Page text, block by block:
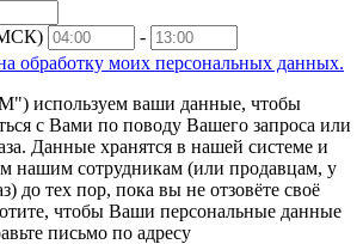
МСК)
-
обработку моих персональных данных.
ваши данные, чтобы
с Вами по поводу Вашего запроса или
Данные хранятся в нашей системе и
нашим сотрудникам (или продавцам, у
до тех пор, пока вы не отзовёте своё
чтобы Ваши персональные данные
письмо по адресу